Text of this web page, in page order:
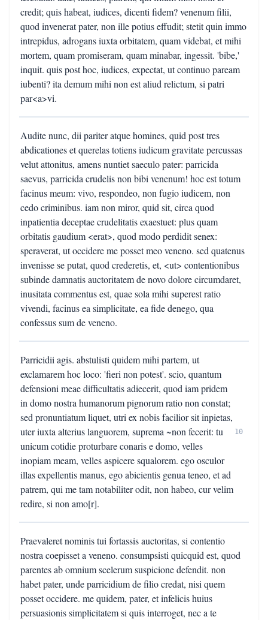
credit; quis habeat, iudices, dicenti fidem? venenum filii,
quod invenerat pater, non ille potius effudit; stetit quin immo
intrepidus, adrogans iuxta orbitatem, quam videbat, et mihi
mortem, quam promiseram, quam minabar, ingessit. 'bibe,'
inquit. quis post hoc, iudices, expectat, ut continuo paream
iubenti? ita demum mihi non est aliud relictum, si patri
par<a>vi.
Audite nunc, dii pariter atque homines, quid post tres
abdicationes et querelas totiens iudicum gravitate percussas
velut attonitus, amens nuntiet saeculo pater: parricida
saevus, parricida crudelis non bibi venenum! hoc est totum
facinus meum: vivo, respondeo, non fugio iudicem, non
cedo criminibus. iam non miror, quid sit, circa quod
inpatientia deceptae crudelitatis exaestuet: plus quam
orbitatis gaudium <erat>, quod modo perdidit senex:
speraverat, ut occidere me posset meo veneno. sed quatenus
invenisse se putat, quod crederetis, et, <ut> contentionibus
subinde damnatis auctoritatem de novo dolore circumdaret,
inusitata commentus est, quae sola mihi superest ratio
vivendi, facinus ea simplicitate, ea fide denego, qua
confessus sum de veneno.
Parricidii agis. abstulisti quidem mihi partem, ut
exclamarem hoc loco: 'fieri non potest'. scio, quantum
defensioni meae difficultatis adiecerit, quod iam pridem
in domo nostra humanorum pignorum ratio non constat;
sed pronuntiatum liquet, utri ex nobis facilior sit inpietas,
uter iuxta alterius languorem, suprema ~non fecerit: tu
unicum cotidie proturbare conaris e domo, velles
inopiam meam, velles aspicere squalorem. ego osculor
illas expellentis manus, ego abicientis genua teneo, et ad
patrem, qui me tam notabiliter odit, non habeo, cur velim
redire, si non amo[r].
10
Praevaleret nominis tui fortassis auctoritas, si contentio
nostra coepisset a veneno. consumpsisti quicquid est, quod
parentes ab omnium scelerum suspicione defendit. non
habet pater, unde parricidium de filio credat, nisi quem
posset occidere. me quidem, pater, et infelicis huius
persuasionis simplicitatem si quis interroget, nec a te